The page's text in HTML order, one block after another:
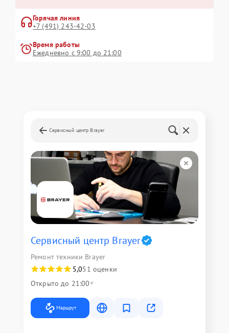
Горячая линия
+7 (491) 243-42-03
Время работы
Ежедневно с 9:00 до 21:00
Сервисный центр Brayer
Сервисный центр Brayer
Ремонт техники Brayer
5,051 оценки
Открыто до 21:00
Маршрут